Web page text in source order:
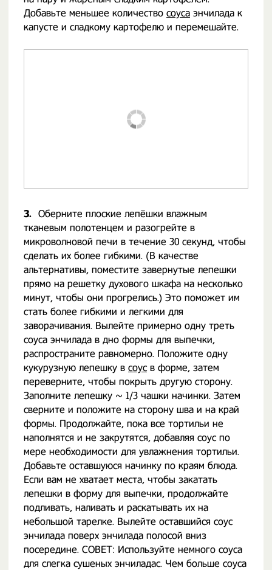
Добавьте меньшее количество соуса энчилада к
капусте и сладкому картофелю и перемешайте.
3. Оберните плоские лепёшки влажным
тканевым полотенцем и разогрейте в
микроволновой печи в течение 30 секунд, чтобы
сделать их более гибкими. (В качестве
альтернативы, поместите завернутые лепешки
прямо на решетку духового шкафа на несколько
минут, чтобы они прогрелись.) Это поможет им
стать более гибкими и легкими для
заворачивания. Вылейте примерно одну треть
соуса энчилада в дно формы для выпечки,
распространите равномерно. Положите одну
кукурузную лепешку в соус в форме, затем
переверните, чтобы покрыть другую сторону.
Заполните лепешку ~ 1/3 чашки начинки. Затем
сверните и положите на сторону шва и на край
формы. Продолжайте, пока все тортильи не
наполнятся и не закрутятся, добавляя соус по
мере необходимости для увлажнения тортильи.
Добавьте оставшуюся начинку по краям блюда.
Если вам не хватает места, чтобы закатать
лепешки в форму для выпечки, продолжайте
подливать, наливать и раскатывать их на
небольшой тарелке. Вылейте оставшийся соус
энчилада поверх энчилада полосой вниз
посередине. СОВЕТ: Используйте немного соуса
для слегка сушеных энчиладас. Чем больше соуса